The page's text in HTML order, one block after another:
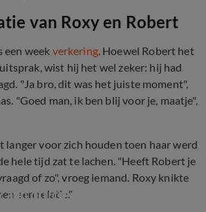
van Roxy en Robert
een week verkering. Hoewel Robert het
wist hij het wel zeker: hij had
"Ja bro, dit was het juiste moment",
"Goed man, ik ben blij voor je, maatje",
langer voor zich houden toen haar werd
hele tijd zat te lachen. "Heeft Robert je
of zo", vroeg iemand. Roxy knikte
een relatie."
officieel samen